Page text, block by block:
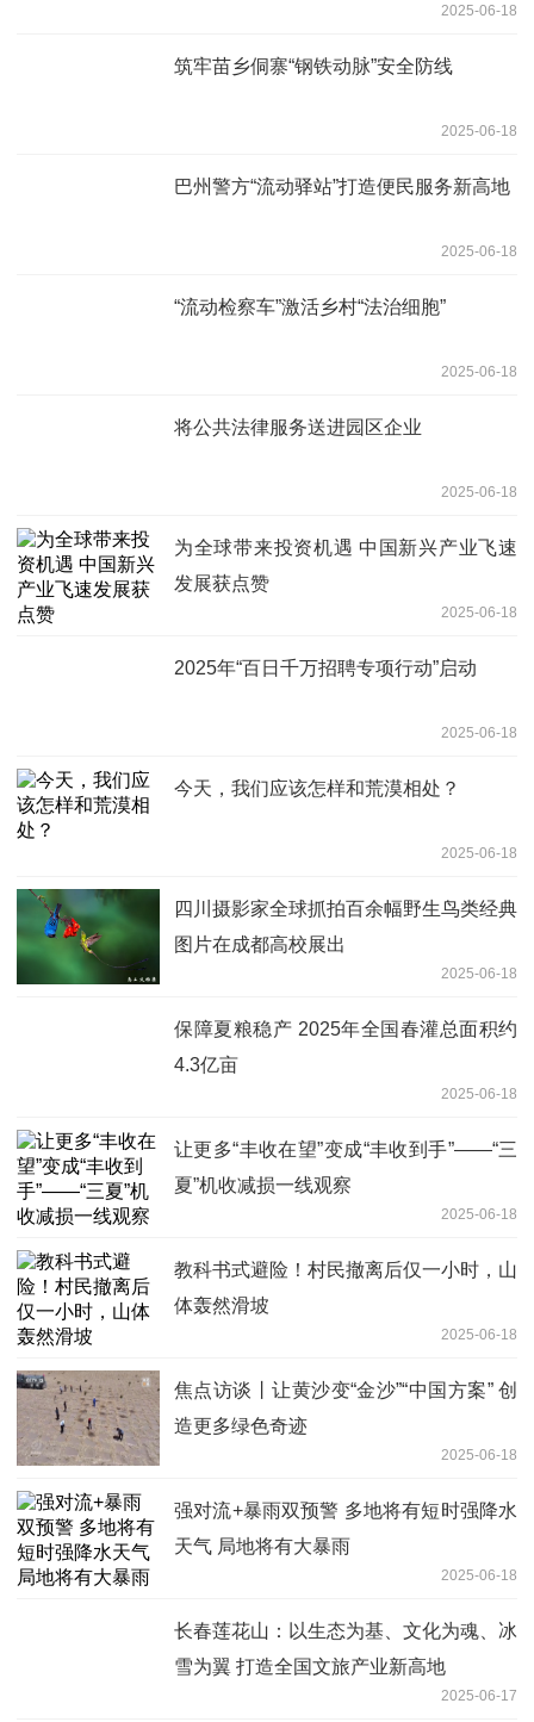
2025-06-18
筑牢苗乡侗寨“钢铁动脉”安全防线
2025-06-18
巴州警方“流动驿站”打造便民服务新高地
2025-06-18
“流动检察车”激活乡村“法治细胞”
2025-06-18
将公共法律服务送进园区企业
2025-06-18
为全球带来投资机遇 中国新兴产业飞速
发展获点赞
2025-06-18
2025年“百日千万招聘专项行动”启动
2025-06-18
今天，我们应该怎样和荒漠相处？
2025-06-18
四川摄影家全球抓拍百余幅野生鸟类经典
图片在成都高校展出
2025-06-18
保障夏粮稳产 2025年全国春灌总面积约
4.3亿亩
2025-06-18
让更多“丰收在望”变成“丰收到手”——“三
夏”机收减损一线观察
2025-06-18
教科书式避险！村民撤离后仅一小时，山
体轰然滑坡
2025-06-18
焦点访谈丨让黄沙变“金沙”“中国方案” 创
造更多绿色奇迹
2025-06-18
强对流+暴雨双预警 多地将有短时强降水
天气 局地将有大暴雨
2025-06-18
长春莲花山：以生态为基、文化为魂、冰
雪为翼 打造全国文旅产业新高地
2025-06-17